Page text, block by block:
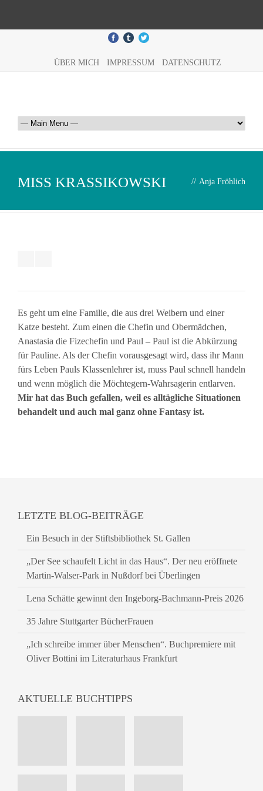
ÜBER MICH IMPRESSUM DATENSCHUTZ
MISS KRASSIKOWSKI // Anja Fröhlich
Es geht um eine Familie, die aus drei Weibern und einer
Katze besteht. Zum einen die Chefin und Obermädchen,
Anastasia die Fizechefin und Paul – Paul ist die Abkürzung
für Pauline. Als der Chefin vorausgesagt wird, dass ihr Mann
fürs Leben Pauls Klassenlehrer ist, muss Paul schnell handeln
und wenn möglich die Möchtegern-Wahrsagerin entlarven.
Mir hat das Buch gefallen, weil es alltägliche Situationen
behandelt und auch mal ganz ohne Fantasy ist.
LETZTE BLOG-BEITRÄGE
Ein Besuch in der Stiftsbibliothek St. Gallen
„Der See schaufelt Licht in das Haus“. Der neu eröffnete
Martin-Walser-Park in Nußdorf bei Überlingen
Lena Schätte gewinnt den Ingeborg-Bachmann-Preis 2026
35 Jahre Stuttgarter BücherFrauen
„Ich schreibe immer über Menschen“. Buchpremiere mit
Oliver Bottini im Literaturhaus Frankfurt
AKTUELLE BUCHTIPPS